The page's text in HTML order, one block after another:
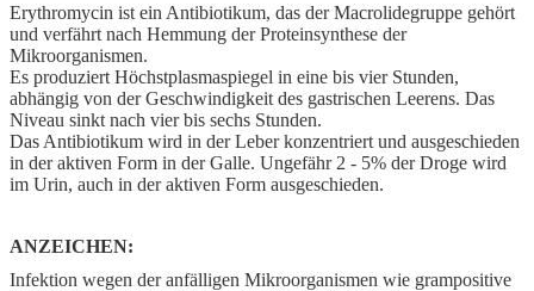
Erythromycin ist ein Antibiotikum, das der Macrolidegruppe gehört
und verfährt nach Hemmung der Proteinsynthese der
Mikroorganismen.
Es produziert Höchstplasmaspiegel in eine bis vier Stunden,
abhängig von der Geschwindigkeit des gastrischen Leerens. Das
Niveau sinkt nach vier bis sechs Stunden.
Das Antibiotikum wird in der Leber konzentriert und ausgeschieden
in der aktiven Form in der Galle. Ungefähr 2 - 5% der Droge wird
im Urin, auch in der aktiven Form ausgeschieden.
ANZEICHEN:
Infektion wegen der anfälligen Mikroorganismen wie grampositive